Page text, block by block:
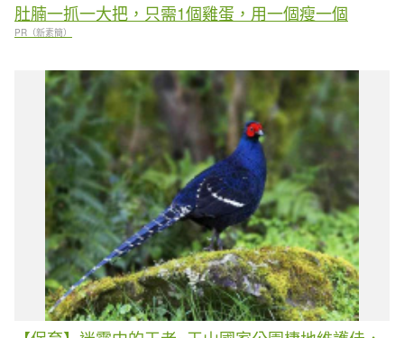
肚腩一抓一大把，只需1個雞蛋，用一個瘦一個
PR（新素簡）